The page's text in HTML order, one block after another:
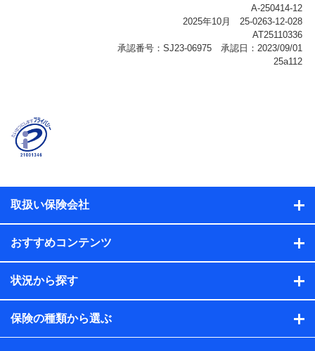
関する情報、アプリケーション利用時の行動に関する情
報、購入されたサービスや商品の名称・購入場所・決済
に関する情報、アンケートの回答に関する情報などが含
名、住所、生年月日、性別、保険契約者と被保険者の関
係、保険加入の目的、保険商品の内容、保険料、保険料
のお支払方法、車のメーカーや走行距離などの情報、建
ル内容や送信履歴の情報及び保険の更改案内等を提供し
保険契約情報
当社または株式会社NTTドコモ・フィナンシャルグルー
プが取得し、又は保有する保険契約に関する情報。例と
して、保険契約者及び被保険者の氏名、住所、生年月
日、性別、保険契約者と被保険者の関係、保険加入の目
的、保険商品の内容、保険料、保険料のお支払方法、車
のメーカーや走行距離などの情報、建物の構造や築年数
などの情報、ペットの種類や年齢などの情報などが含ま
取扱い保険会社
おすすめコンテンツ
状況から探す
保険の種類から選ぶ